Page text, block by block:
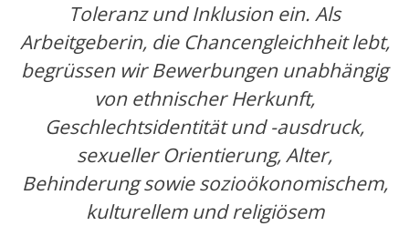
Toleranz und Inklusion ein. Als
Arbeitgeberin, die Chancengleichheit lebt,
begrüssen wir Bewerbungen unabhängig
von ethnischer Herkunft,
Geschlechtsidentität und -ausdruck,
sexueller Orientierung, Alter,
Behinderung sowie sozioökonomischem,
kulturellem und religiösem